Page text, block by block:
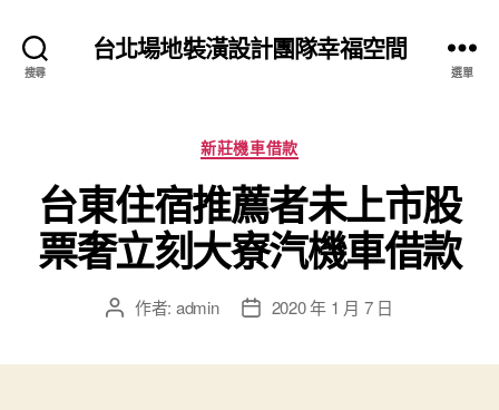
搜尋
台北場地裝潢設計團隊幸福空間
選單
分
類
新莊機車借款
台東住宿推薦者未上市股
票奢立刻大寮汽機車借款
文 作者: admin
文 2020 年 1 月 7 日